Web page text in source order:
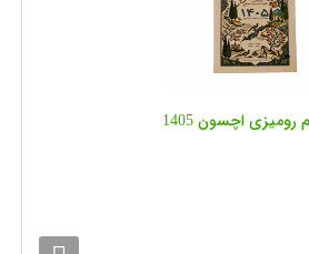
رومیزی اچسون 1405